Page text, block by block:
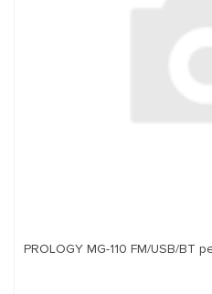
PROLOGY MG-110 FM/USB/BT